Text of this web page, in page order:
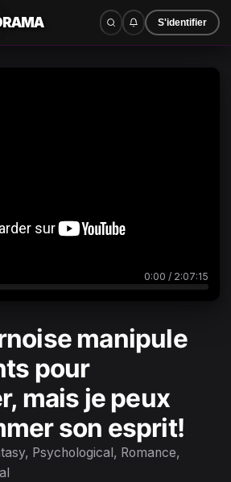
S'identifier
2:07:15
0:00 / 2:07:15
manipule
pour
mais je peux
son esprit!
Psychological, Romance,